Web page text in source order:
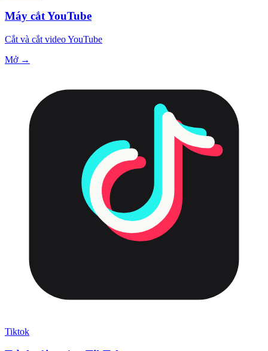
Máy cắt YouTube
Cắt và cắt video YouTube
Mở →
Tiktok